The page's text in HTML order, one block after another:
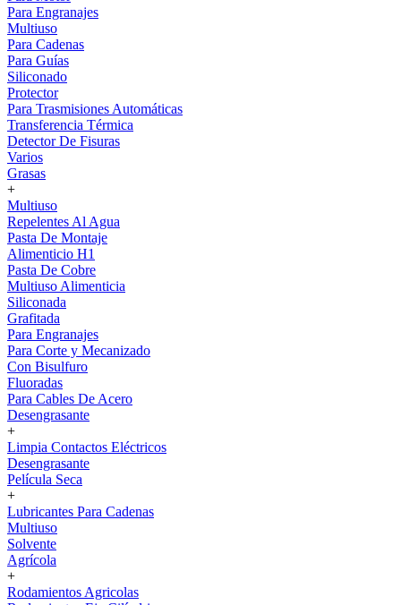
Para Engranajes
Multiuso
Para Cadenas
Para Guías
Siliconado
Protector
Para Trasmisiones Automáticas
Transferencia Térmica
Detector De Fisuras
Varios
Grasas
+
Multiuso
Repelentes Al Agua
Pasta De Montaje
Alimenticio H1
Pasta De Cobre
Multiuso Alimenticia
Siliconada
Grafitada
Para Engranajes
Para Corte y Mecanizado
Con Bisulfuro
Fluoradas
Para Cables De Acero
Desengrasante
+
Limpia Contactos Eléctricos
Desengrasante
Película Seca
+
Lubricantes Para Cadenas
Multiuso
Solvente
Agrícola
+
Rodamientos Agricolas